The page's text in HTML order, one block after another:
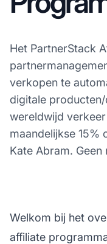
Het PartnerStack
verkopen te
digitale
wereldwijd
maandelijkse 15%
Kate Abram.
Welkom bij het
affiliate